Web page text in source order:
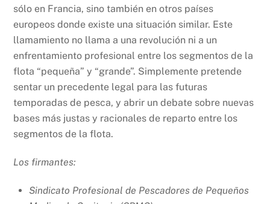
sólo en Francia, sino también en otros países
europeos donde existe una situación similar. Este
llamamiento no llama a una revolución ni a un
enfrentamiento profesional entre los segmentos de la
flota “pequeña” y “grande”. Simplemente pretende
sentar un precedente legal para las futuras
temporadas de pesca, y abrir un debate sobre nuevas
bases más justas y racionales de reparto entre los
segmentos de la flota.
Los firmantes:
Sindicato Profesional de Pescadores de Pequeños